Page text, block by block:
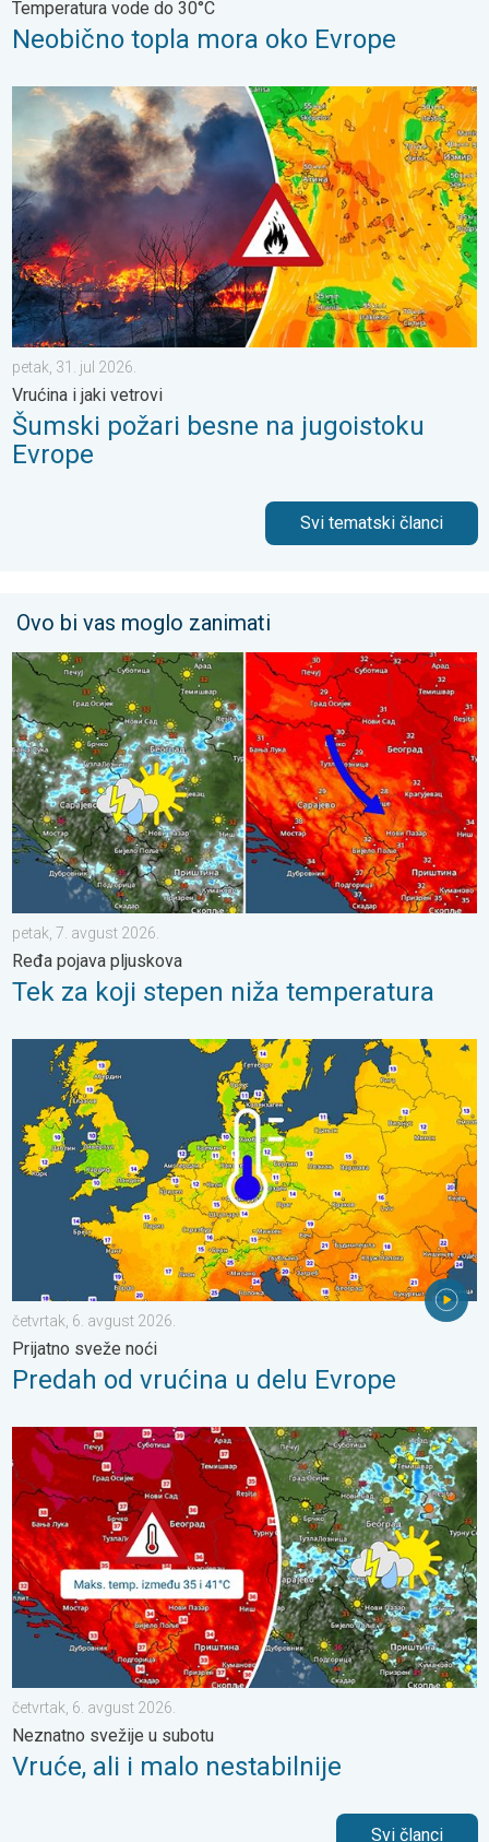
Temperatura vode do 30°C
Neobično topla mora oko Evrope
Šumski požari besne na jugoistoku Evrope. Vrućina i jaki
petak, 31. jul 2026.
Vrućina i jaki vetrovi
Šumski požari besne na jugoistoku
Evrope
Svi tematski članci
Ovo bi vas moglo zanimati
Tek za koji stepen niža temperatura. Ređa pojava pljuskova. .
petak, 7. avgust 2026.
Ređa pojava pljuskova
Tek za koji stepen niža temperatura
Predah od vrućina u delu Evrope. Prijatno sveže noći. . .
četvrtak, 6. avgust 2026.
Prijatno sveže noći
Predah od vrućina u delu Evrope
Vruće, ali i malo nestabilnije. Neznatno svežije u subotu. . .
četvrtak, 6. avgust 2026.
Neznatno svežije u subotu
Vruće, ali i malo nestabilnije
Svi članci